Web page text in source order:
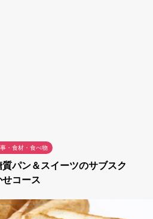
・食材・食べ物
質パン＆スイーツのサブスク
コース